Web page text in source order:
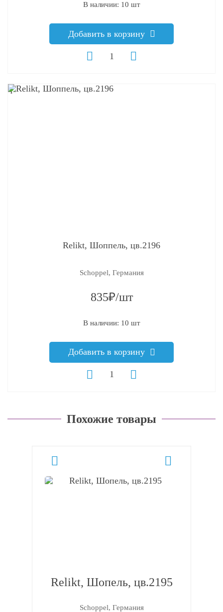
В наличии: 10 шт
Добавить в корзину
q
Relikt, Шоппель, цв.2196
Schoppel, Германия
835₽/шт
В наличии: 10 шт
Добавить в корзину
Похожие товары
Relikt, Шопель, цв.2195
Schoppel, Германия